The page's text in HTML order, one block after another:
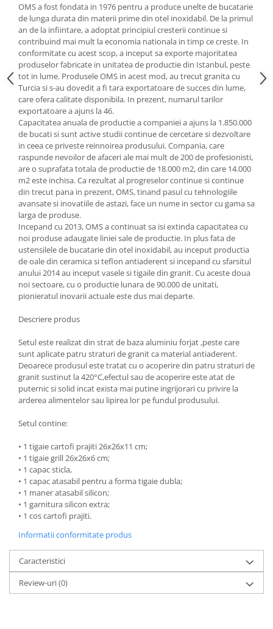
Ustensile de masurat
Ustensile fragezire carne
Ustensile gatire la aburi
Vase pentru gatit
Capace pentru vase
Oale si cratite
Tavi copt
Tigai
Vesela si tacamuri
Boluri
Farfurii
Scurgatoare vase
Seturi de tacamuri
Suporturi pentru tacamuri
Cani
Cesti
Pahare
Scrumiere
Seturi vesela
Suporturi farfurii
Untiere
Ustensile cofetarie si patiserie
Ramekin
Tavi si forme prajituri
Facalete
Forme briose
Lumanari tort
Ornare, insiropare si decorare
prajituri
Portionatoare si feliatoare
Posuri si duiuri
Raclete patiserie
Suporturi prajituri
Tavi detasabile
Tavi si forme fursecuri
OMS a fost fondata in 1976 pentru a produce unelte de bucatarie
de lunga durata din materii prime din otel inoxidabil. De la primul
an de la infiintare, a adoptat principiul cresterii continue si
contribuind mai mult la economia nationala in timp ce creste. In
conformitate cu acest scop, a inceput sa exporte majoritatea
produselor fabricate in unitatea de productie din Istanbul, peste
tot in lume. Produsele OMS in acest mod, au trecut granita cu
Turcia si s-au dovedit a fi tara exportatoare de succes din lume,
care ofera calitate disponibila. In prezent, numarul tarilor
exportatoare a ajuns la 46.
Capacitatea anuala de productie a companiei a ajuns la 1.850.000
de bucati si sunt active studii continue de cercetare si dezvoltare
in ceea ce priveste reinnoirea produsului. Compania, care
raspunde nevoilor de afaceri ale mai mult de 200 de profesionisti,
are o suprafata totala de productie de 18.000 m2, din care 14.000
m2 este inchisa. Ca rezultat al progreselor continue si continue
din trecut pana in prezent, OMS, tinand pasul cu tehnologiile
avansate si inovatiile de astazi, face un nume in sector cu gama sa
larga de produse.
Incepand cu 2013, OMS a continuat sa isi extinda capacitatea cu
noi produse adaugate liniei sale de productie. In plus fata de
ustensilele de bucatarie din otel inoxidabil, au inceput productia
de oale din ceramica si teflon antiaderent si incepand cu sfarsitul
anului 2014 au inceput vasele si tigaile din granit. Cu aceste doua
noi sectoare, cu o productie lunara de 90.000 de unitati,
pionieratul inovarii actuale este dus mai departe.
Descriere produs
Setul este realizat din strat de baza aluminiu forjat ,peste care
sunt aplicate patru straturi de granit ca material antiaderent.
Deoarece produsul este tratat cu o acoperire din patru straturi de
granit sustinut la 420°C,efectul sau de acoperire este atat de
puternic si solid incat exista mai putine ingrijorari cu privire la
arderea alimentelor sau lipirea lor pe fundul produsului.
Setul contine:
• 1 tigaie cartofi prajiti 26x26x11 cm;
• 1 tigaie grill 26x26x6 cm;
• 1 capac sticla,
• 1 capac atasabil pentru a forma tigaie dubla;
• 1 maner atasabil silicon;
• 1 garnitura silicon extra;
• 1 cos cartofi prajiti.
Informatii conformitate produs
Caracteristici
Review-uri(0)